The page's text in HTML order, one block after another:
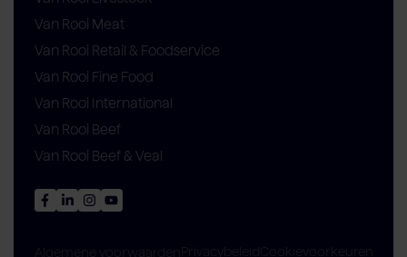
Van Rooi Meat
Van Rooi Retail & Foodservice
Van Rooi Fine Food
Van Rooi International
Van Rooi Beef
Van Rooi Beef & Veal